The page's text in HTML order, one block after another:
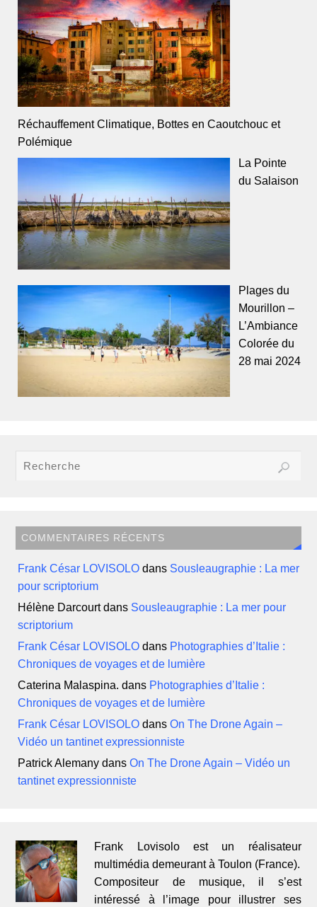
Réchauffement Climatique, Bottes en Caoutchouc et
Polémique
La Pointe
du Salaison
Plages du
Mourillon –
L’Ambiance
Colorée du
28 mai 2024
COMMENTAIRES RÉCENTS
Frank César LOVISOLO dans Sousleaugraphie : La mer
pour scriptorium
Hélène Darcourtdans Sousleaugraphie : La mer pour
scriptorium
Frank César LOVISOLO dans Photographies d’Italie :
Chroniques de voyages et de lumière
Caterina Malaspina. dans Photographies d’Italie :
Chroniques de voyages et de lumière
Frank César LOVISOLO dansOn The Drone Again –
Vidéo un tantinet expressionniste
Patrick Alemany dansOn The Drone Again – Vidéo un
tantinet expressionniste
Frank Lovisolo est un réalisateur
multimédia demeurant à Toulon (France).
Compositeur de musique, il s’est
intéressé à l’image pour illustrer ses